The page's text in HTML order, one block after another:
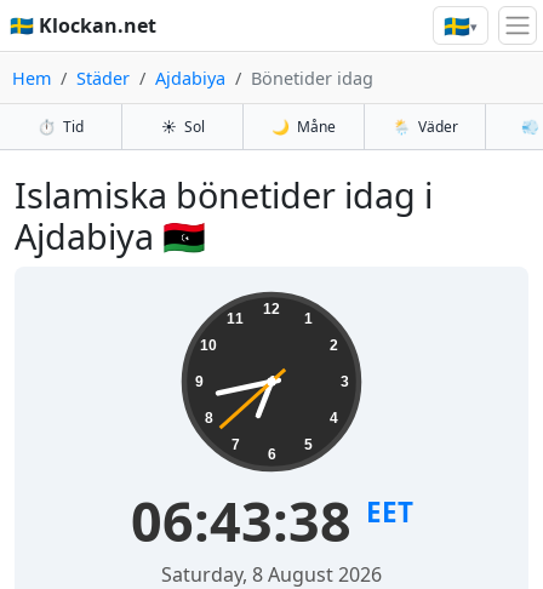
🇸🇪 Klockan.net 🇸🇪▾
Hem Städer Ajdabiya Bönetider idag
⏱️ Tid ☀️ Sol 🌙 Måne 🌦️ Väder 💨
Islamiska bönetider idag i
Ajdabiya 🇱🇾
12
1
2
3
4
5
6
7
8
9
10
11
06:43:38 EET
Saturday, 8 August 2026